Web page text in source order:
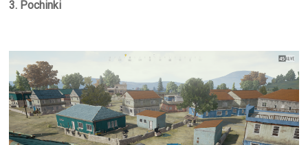
3. Pochinki